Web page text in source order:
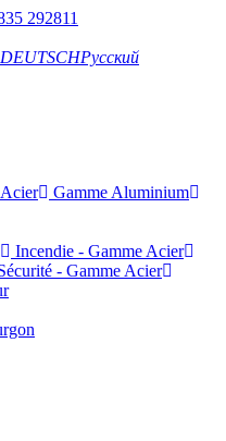
292811
DEUTSCHРусский
Gamme Aluminium
Incendie - Gamme Acier
- Gamme Acier